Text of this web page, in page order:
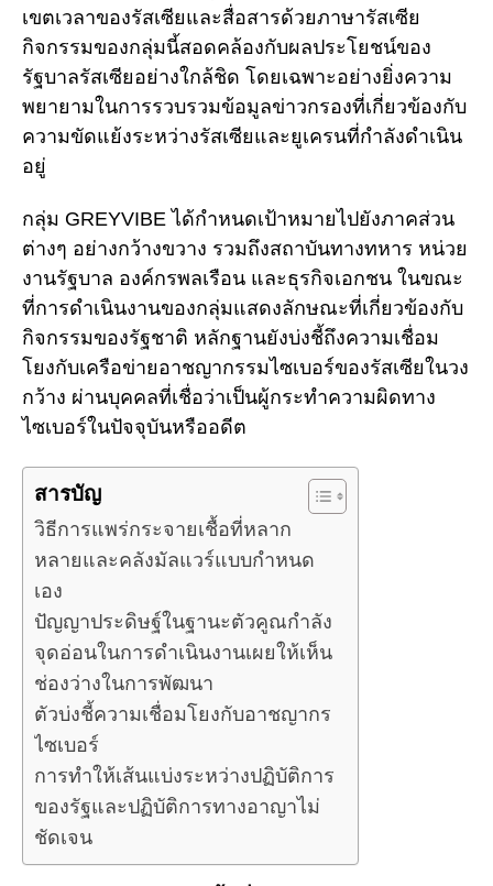
เขตเวลาของรัสเซียและสื่อสารด้วยภาษารัสเซีย
กิจกรรมของกลุ่มนี้สอดคล้องกับผลประโยชน์ของ
รัฐบาลรัสเซียอย่างใกล้ชิด โดยเฉพาะอย่างยิ่งความ
พยายามในการรวบรวมข้อมูลข่าวกรองที่เกี่ยวข้องกับ
ความขัดแย้งระหว่างรัสเซียและยูเครนที่กำลังดำเนิน
อยู่
กลุ่ม GREYVIBE ได้กำหนดเป้าหมายไปยังภาคส่วน
ต่างๆ อย่างกว้างขวาง รวมถึงสถาบันทางทหาร หน่วย
งานรัฐบาล องค์กรพลเรือน และธุรกิจเอกชน ในขณะ
ที่การดำเนินงานของกลุ่มแสดงลักษณะที่เกี่ยวข้องกับ
กิจกรรมของรัฐชาติ หลักฐานยังบ่งชี้ถึงความเชื่อม
โยงกับเครือข่ายอาชญากรรมไซเบอร์ของรัสเซียในวง
กว้าง ผ่านบุคคลที่เชื่อว่าเป็นผู้กระทำความผิดทาง
ไซเบอร์ในปัจจุบันหรืออดีต
สารบัญ
วิธีการแพร่กระจายเชื้อที่หลาก
หลายและคลังมัลแวร์แบบกำหนด
เอง
ปัญญาประดิษฐ์ในฐานะตัวคูณกำลัง
จุดอ่อนในการดำเนินงานเผยให้เห็น
ช่องว่างในการพัฒนา
ตัวบ่งชี้ความเชื่อมโยงกับอาชญากร
ไซเบอร์
การทำให้เส้นแบ่งระหว่างปฏิบัติการ
ของรัฐและปฏิบัติการทางอาญาไม่
ชัดเจน